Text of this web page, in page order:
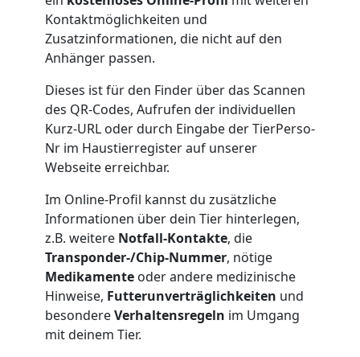
Kontaktmöglichkeiten und
Zusatzinformationen, die nicht auf den
Anhänger passen.
Dieses ist für den Finder über das Scannen
des QR-Codes, Aufrufen der individuellen
Kurz-URL oder durch Eingabe der TierPerso-
Nr im Haustierregister auf unserer
Webseite erreichbar.
Im Online-Profil kannst du zusätzliche
Informationen über dein Tier hinterlegen,
z.B. weitere Notfall-Kontakte, die
Transponder-/Chip-Nummer, nötige
Medikamente oder andere medizinische
Hinweise, Futterunverträglichkeiten und
besondereVerhaltensregeln im Umgang
mit deinem Tier.